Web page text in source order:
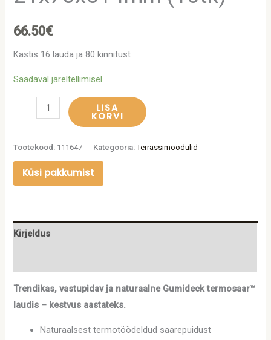
66.50€
Kastis 16 lauda ja 80 kinnitust
Saadaval järeltellimisel
LISA
KORVI
Tootekood: 111647 Kategooria:Terrassimoodulid
Küsi pakkumist
Kirjeldus
Trendikas, vastupidav ja naturaalne Gumideck termosaar™
laudis – kestvus aastateks.
Naturaalsest termotöödeldud saarepuidust